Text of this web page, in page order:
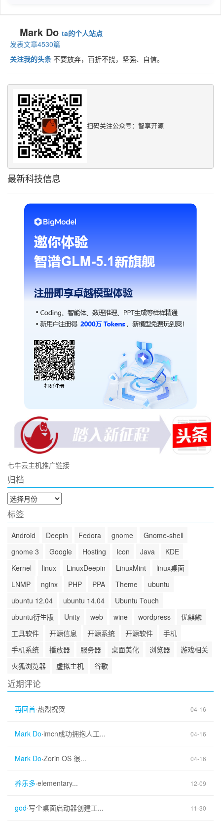
Mark Do ta的个人站点
发表文章4530篇
关注我的头条 不要放弃，百折不挠，坚强、自信。
扫码关注公众号：智享开源
最新科技信息
七牛云主机推广链接
归档
归
档
标签
Android Deepin Fedora gnome
Gnome-shell
gnome 3
Google Hosting Icon Java
KDE
Kernel
linux LinuxDeepin LinuxMint
linux桌面
LNMP
nginx PHP PPA Theme
ubuntu
ubuntu 12.04
ubuntu 14.04
Ubuntu Touch
ubuntu衍生版
Unity web wine wordpress
优麒麟
工具软件
开源信息 开源系统 开源软件
手机
手机系统
播放器 服务器 桌面美化 浏览器
游戏相关
火狐浏览器
虚拟主机 谷歌
近期评论
再回首·热烈祝贺 04-16
Mark Do·imcn成功拥抱人工... 04-16
Mark Do·Zorin OS 很... 04-16
养乐多·elementary... 12-09
god·写个桌面启动器创建工... 11-30